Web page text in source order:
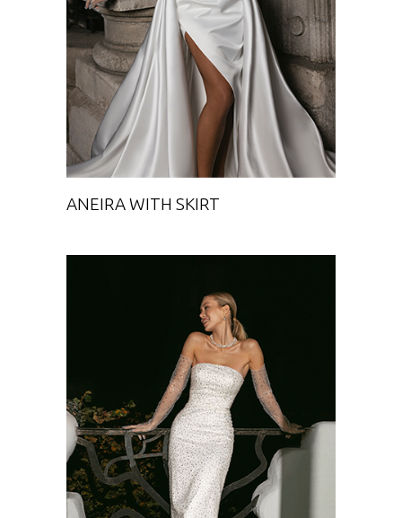
ANEIRA WITH SKIRT
NOMAR
Chance